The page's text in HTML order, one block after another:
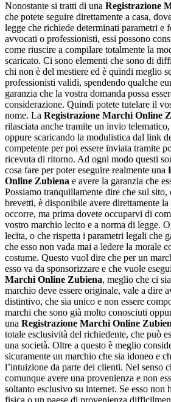
Nonostante si tratti di una Registrazione
che potete seguire direttamente a casa,
legge che richiede determinati parametri e
avvocati o professionisti, essi possono
come riuscire a compilare totalmente la
scaricato. Ci sono elementi che sono di
chi non è del mestiere ed è quindi meglio
professionisti validi, spendendo qualche
garanzia che la vostra domanda possa
considerazione. Quindi potete tutelare il
nome. La Registrazione Marchi Online
rilasciata anche tramite un invio
oppure scaricando la modulistica dal link
competente per poi essere inviata tramite
ricevuta di ritorno. Ad ogni modo questi
cosa fare per poter eseguire realmente una
Online Zubiena e avere la garanzia che
Possiamo tranquillamente dire che sul
brevetti, è disponibile avere direttamente
occorre, ma prima dovete occuparvi di
vostro marchio lecito e a norma di legge.
lecita, o che rispetta i parametri legali che
che esso non vada mai a ledere la morale
costume. Questo vuol dire che per un
esso va da sponsorizzare e che vuole
Marchi Online Zubiena, meglio che ci
marchio deve essere originale, vale a dire
distintivo, che sia unico e non essere
marchi che sono già molto conosciuti
una Registrazione Marchi Online
totale esclusività del richiedente, che può
una società. Oltre a questo è meglio
sicuramente un marchio che sia idoneo e
l’intuizione da parte dei clienti. Nel senso
comunque avere una provenienza e non
soltanto esclusivo su internet. Se esso non